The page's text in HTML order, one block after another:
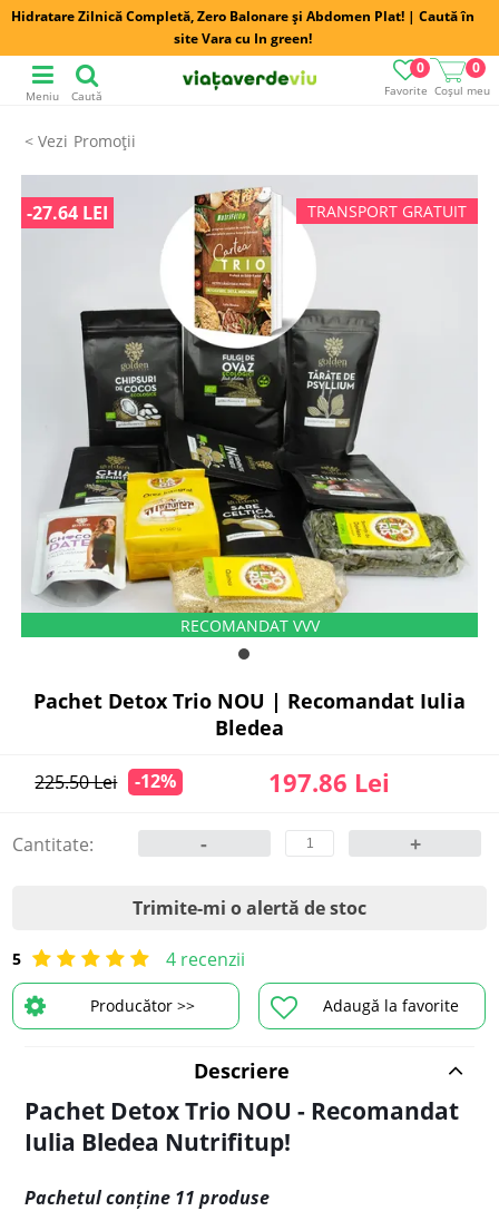
Hidratare Zilnică Completă, Zero Balonare și Abdomen Plat! | Caută în
site Vara cu In green!
Favorite
0
Coșul meu
0
Meniu Caută
Promoții
5 4 recenzii
Adaugă la favorite
Producător >>
-27.64 LEI
Pachet Detox Trio NOU | Recomandat Iulia
Bledea
225.50 Lei -12% 197.86 Lei
Cantitate: - +
Trimite-mi o alertă de stoc
Descriere
Pachet Detox Trio NOU - Recomandat
Iulia Bledea Nutrifitup!
Pachetul conține 11 produse